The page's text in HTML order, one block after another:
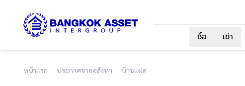
ซื้อ
เช่า
หน้าแรก ประกาศขายอสังหา บ้านแฝด